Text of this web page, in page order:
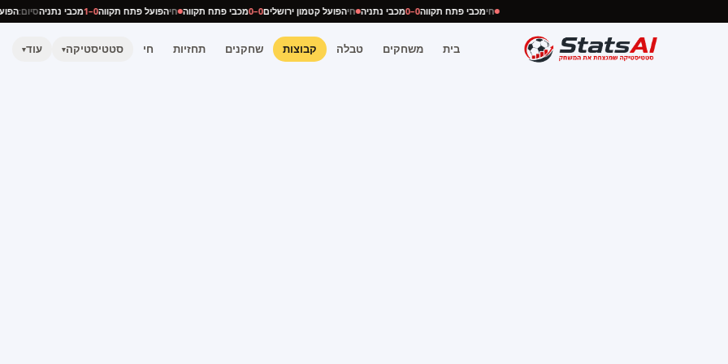
חימכבי פתח תקווה0–0 מכבי נתניה חיהפועל קטמון ירושלים0–0 מכבי פתח תקווה חיהפועל פתח תקווה0–1 מכבי נתניהסיום:
בית משחקים טבלה קבוצות שחקנים תחזיות חי סטטיסטיקה▾ עוד▾